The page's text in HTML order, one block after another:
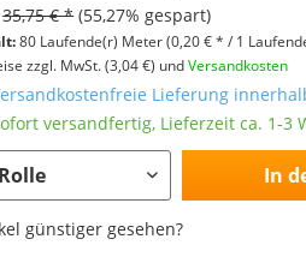
35,75 € * (55,27% gespart)
80 Laufende(r) Meter(0,20 € * / 1
zzgl. MwSt.(3,04 €) undVersandkosten
Lieferung
versandfertig, Lieferzeit ca. 1-3
In
günstiger gesehen?